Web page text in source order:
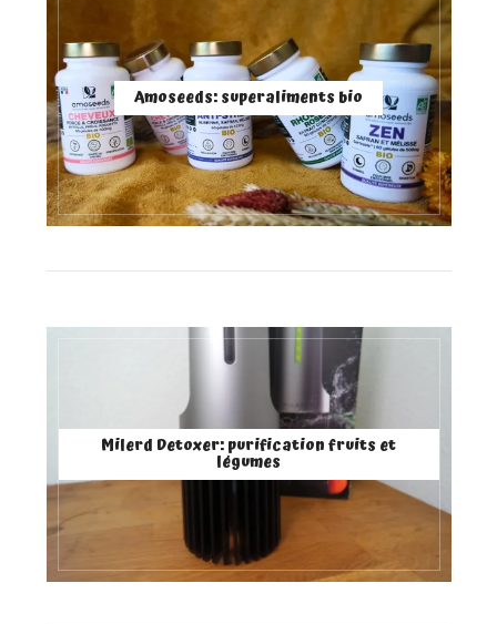
Amoseeds: superaliments bio
Milerd Detoxer: purification fruits et
légumes